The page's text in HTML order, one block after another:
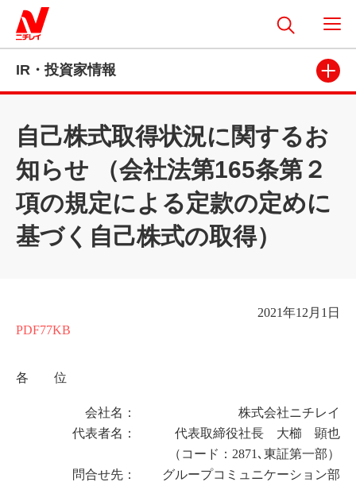
IR・投資家情報
自己株式取得状況に関するお
知らせ （会社法第165条第２
項の規定による定款の定めに
基づく自己株式の取得）
2021年12 月1日
PDF77KB
各 位
会社名：
株式会社ニチレイ
代表者名：
代表取締役社長 大櫛 顕也
（コード： 2871 ､東証第一部）
問合せ先：
グループコミュニケーション部